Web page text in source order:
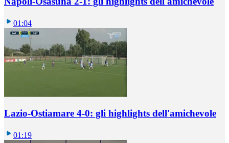
01:04
Lazio-Ostiamare 4-0: gli highlights dell'amichevole
01:19